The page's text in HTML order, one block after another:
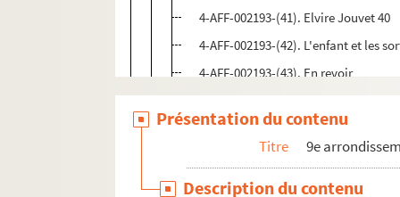
4-AFF-002193-(41). Elvire Jouvet 40
4-AFF-002193-(42). L'enfant et les
4-AFF-002193-(43). En revoir
4-AFF-002193-(44). Entre la raison
4-AFF-002193-(45). Equus
4-AFF-002193-(46). Eva Peron
4-AFF-002193-(47). Faisons un rêve
Présentation du contenu
Titre 9e
Description du contenu